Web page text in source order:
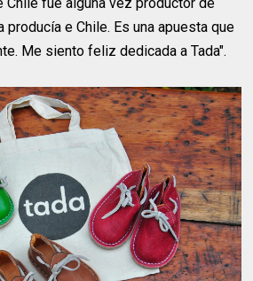
Chile fue alguna vez productor de
producía e Chile. Es una apuesta que
Me siento feliz dedicada a Tada".